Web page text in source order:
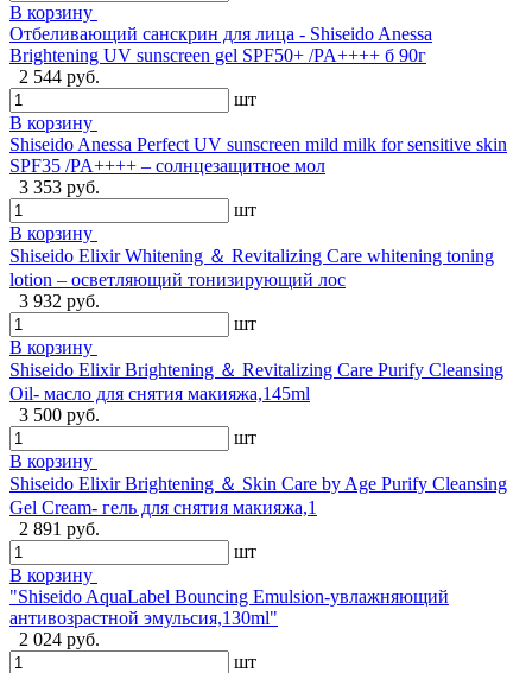
В корзину
Отбеливающий санскрин для лица - Shiseido Anessa
Brightening UV sunscreen gel SPF50+ /PA++++ б 90г
2 544 руб.
шт
В корзину
Shiseido Anessa Perfect UV sunscreen mild milk for sensitive skin
SPF35 /PA++++ – солнцезащитное мол
3 353 руб.
шт
В корзину
Shiseido Elixir Whitening ＆ Revitalizing Care whitening toning
lotion – осветляющий тонизирующий лос
3 932 руб.
шт
В корзину
Shiseido Elixir Brightening ＆ Revitalizing Care Purify Cleansing
Oil- масло для снятия макияжа,145ml
3 500 руб.
шт
В корзину
Shiseido Elixir Brightening ＆ Skin Care by Age Purify Cleansing
Gel Cream- гель для снятия макияжа,1
2 891 руб.
шт
В корзину
"Shiseido AquaLabel Bouncing Emulsion-увлажняющий
антивозрастной эмульсия,130ml"
2 024 руб.
шт